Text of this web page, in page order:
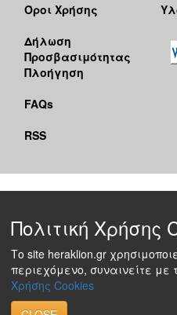
Όροι Χρήσης
Δήλωση
Προσβασιμότητας
Πλοήγηση
FAQs
RSS
Πολιτική Χρήσης
Το site heraklion.gr
περιεχόμενο, συναινείτε με
Χρήσης Cookies